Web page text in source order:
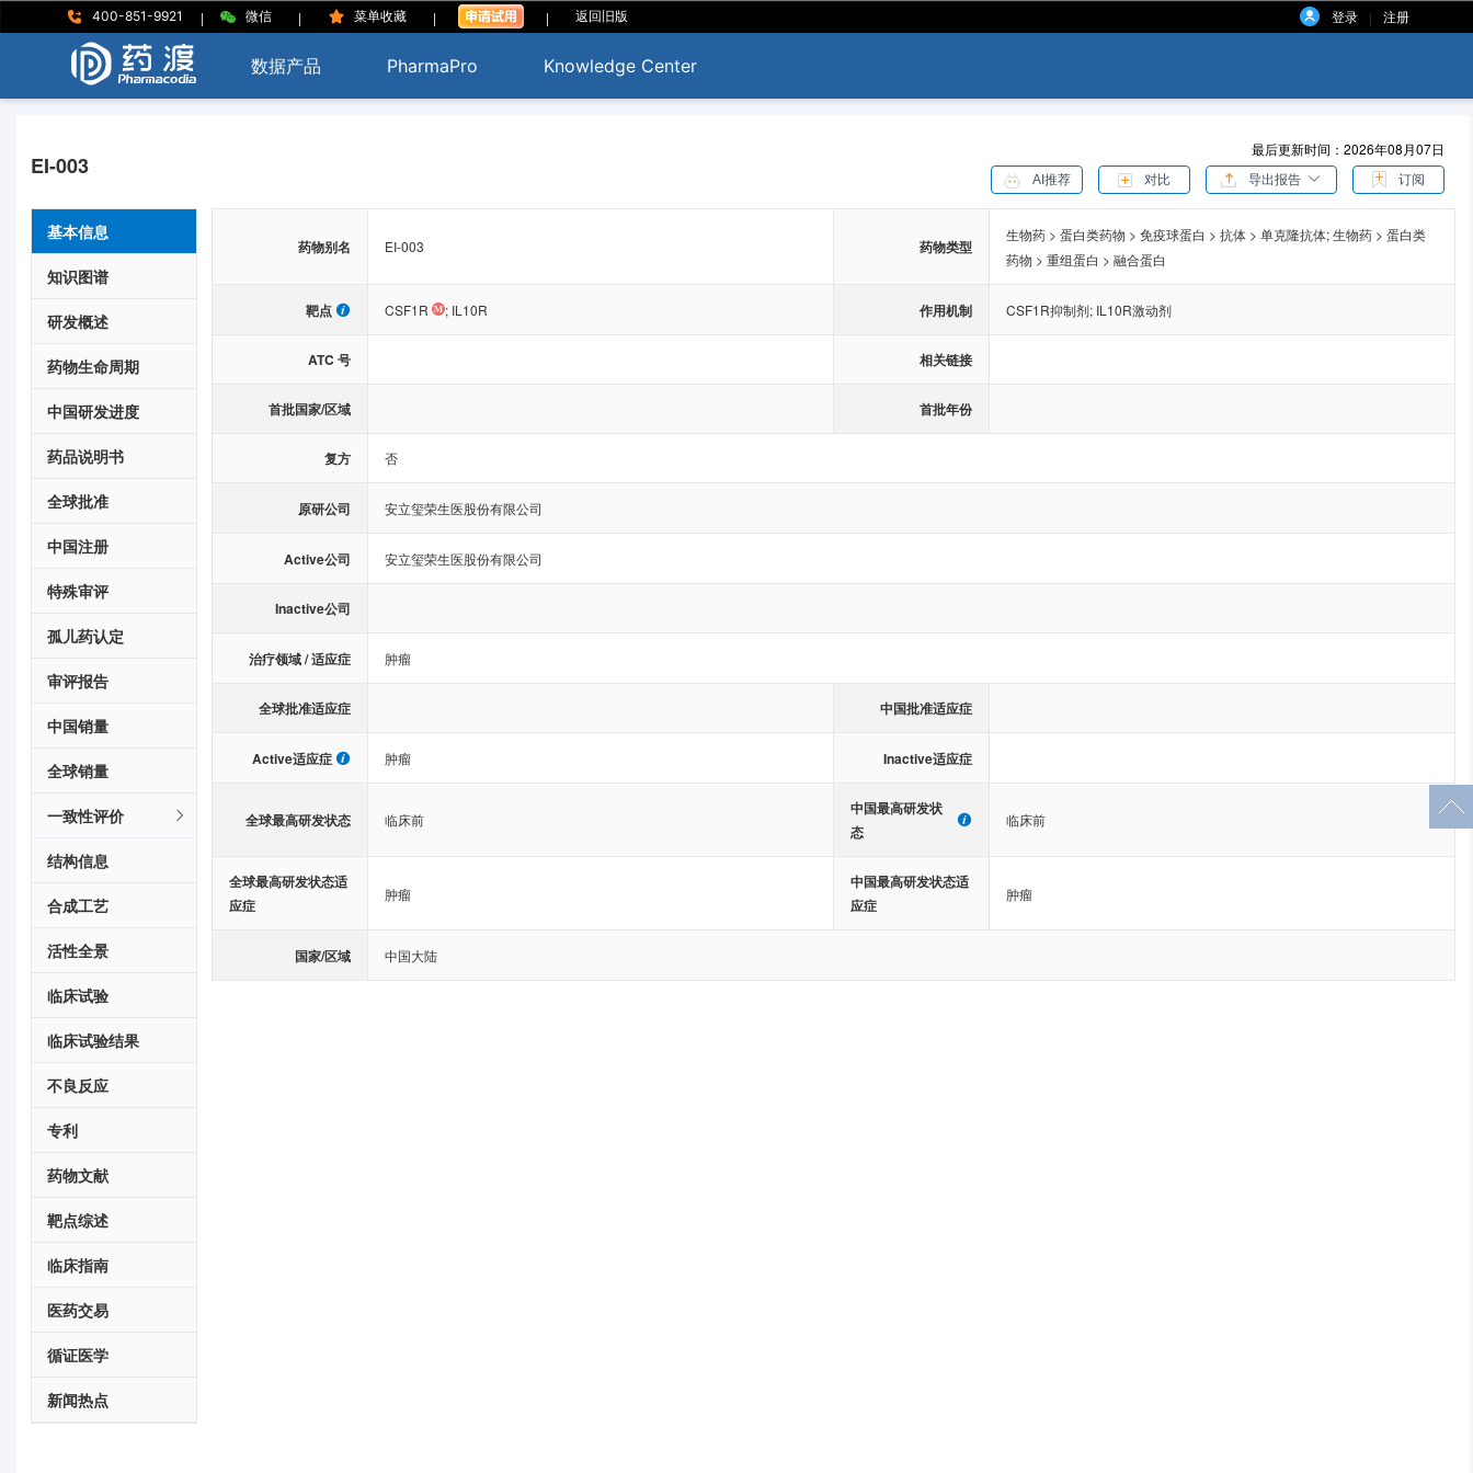
400-851-9921 | 微信 | 菜单收藏 | | 返回旧版 登录 | 注册
数据产品 PharmaPro Knowledge Center
EI-003
最后更新时间：2026年08月07日
AI推荐 对比 导出报告 订阅
基本信息
知识图谱
研发概述
药物生命周期
中国研发进度
药品说明书
全球批准
中国注册
特殊审评
孤儿药认定
审评报告
中国销量
全球销量
一致性评价
结构信息
合成工艺
活性全景
临床试验
临床试验结果
不良反应
专利
药物文献
靶点综述
临床指南
医药交易
循证医学
新闻热点
药物别名 EI-003 药物类型
生物药 > 蛋白类药物 > 免疫球蛋白 > 抗体 > 单克隆抗体;生物药 > 蛋白类
药物 > 重组蛋白 > 融合蛋白
靶点 CSF1R ; IL10R 作用机制 CSF1R抑制剂; IL10R激动剂
ATC 号 相关链接
首批国家/区域 首批年份
复方 否
原研公司 安立玺荣生医股份有限公司
Active公司 安立玺荣生医股份有限公司
Inactive公司
治疗领域 / 适应症 肿瘤
全球批准适应症 中国批准适应症
Active适应症 肿瘤 Inactive适应症
全球最高研发状态 临床前
中国最高研发状
态
临床前
全球最高研发状态适
应症
肿瘤
中国最高研发状态适
应症
肿瘤
国家/区域 中国大陆